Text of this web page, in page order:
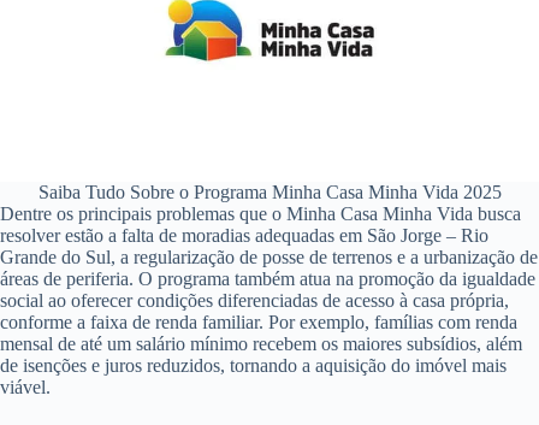
Saiba Tudo Sobre o Programa Minha Casa Minha Vida 2025
Dentre os principais problemas que o Minha Casa Minha Vida busca
resolver estão a falta de moradias adequadas em São Jorge – Rio
Grande do Sul, a regularização de posse de terrenos e a urbanização de
áreas de periferia. O programa também atua na promoção da igualdade
social ao oferecer condições diferenciadas de acesso à casa própria,
conforme a faixa de renda familiar. Por exemplo, famílias com renda
mensal de até um salário mínimo recebem os maiores subsídios, além
de isenções e juros reduzidos, tornando a aquisição do imóvel mais
viável.